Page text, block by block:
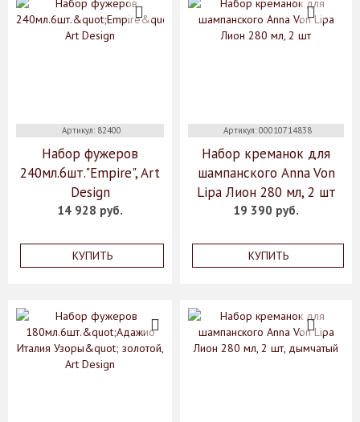
Артикул: 82400
Набор фужеров
240мл.6шт."Empire", Art
Design
14 928 руб.
КУПИТЬ
Артикул: 00010714838
Набор креманок для
шампанского Anna Von
Lipa Лион 280 мл, 2 шт
19 390 руб.
КУПИТЬ